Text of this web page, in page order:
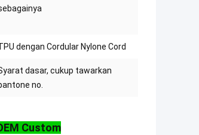
dengan Cordular Nylone Cord
dasar, cukup tawarkan
no.
Custom